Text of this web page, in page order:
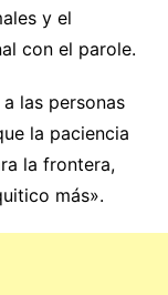
y el
con el parole.
las personas
la paciencia
la frontera,
más».